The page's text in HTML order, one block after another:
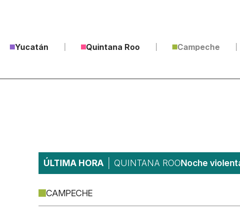
Yucatán Quintana Roo Campeche
ÚLTIMA HORA QUINTANA ROONoche
CAMPECHE